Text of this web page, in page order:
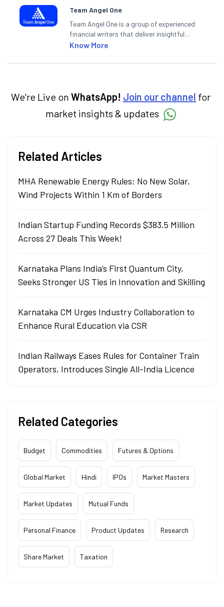
Team Angel One
Team Angel One is a group of experienced
financial writers that deliver insightful
articles on the stock market, IPO, economy,
categories.
Know More
We're Live on WhatsApp! Join our channel for
market insights & updates
Related Articles
MHA Renewable Energy Rules; No New Solar,
Wind Projects Within 1 Km of Borders
Indian Startup Funding Records $383.5 Million
Across 27 Deals This Week!
Karnataka Plans India’s First Quantum City,
Seeks Stronger US Ties in Innovation and Skilling
Karnataka CM Urges Industry Collaboration to
Enhance Rural Education via CSR
Indian Railways Eases Rules for Container Train
Operators, Introduces Single All-India Licence
Related Categories
Budget Commodities Futures & Options
Global Market Hindi IPOs Market Masters
Market Updates Mutual Funds
Personal Finance Product Updates Research
Share Market Taxation